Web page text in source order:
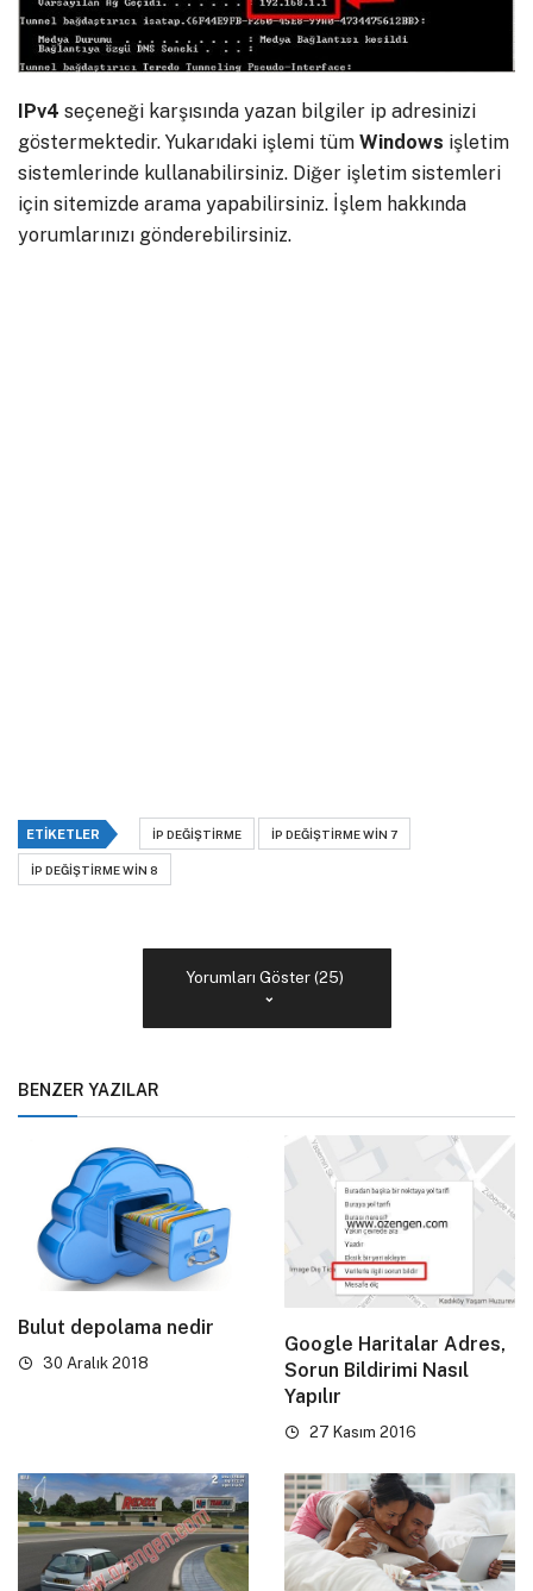
IPv4 seçeneği karşısında yazan bilgiler ip adresinizi
göstermektedir. Yukarıdaki işlemi tüm Windows işletim
sistemlerinde kullanabilirsiniz. Diğer işletim sistemleri
için sitemizde arama yapabilirsiniz. İşlem hakkında
yorumlarınızı gönderebilirsiniz.
ETIKETLER IP DEĞIŞTIRME IP DEĞIŞTIRME WIN 7
IP DEĞIŞTIRME WIN 8
Yorumları Göster (25)
BENZER YAZILAR
Bulut depolama nedir
30 Aralık 2018
Google Haritalar Adres,
Sorun Bildirimi Nasıl
Yapılır
27 Kasım 2016